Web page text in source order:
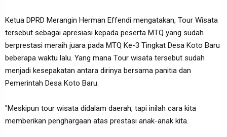
Ketua DPRD Merangin Herman Effendi mengatakan, Tour Wisata
tersebut sebagai apresiasi kepada peserta MTQ yang sudah
berprestasi meraih juara pada MTQ Ke-3 Tingkat Desa Koto Baru
beberapa waktu lalu. Yang mana Tour wisata tersebut sudah
menjadi kesepakatan antara dirinya bersama panitia dan
Pemerintah Desa Koto Baru.
"Meskipun tour wisata didalam daerah, tapi inilah cara kita
memberikan penghargaan atas prestasi anak-anak kita.